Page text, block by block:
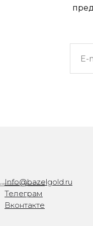
Info@bazelgold.ru
Телеграм
Вконтакте
которой в России